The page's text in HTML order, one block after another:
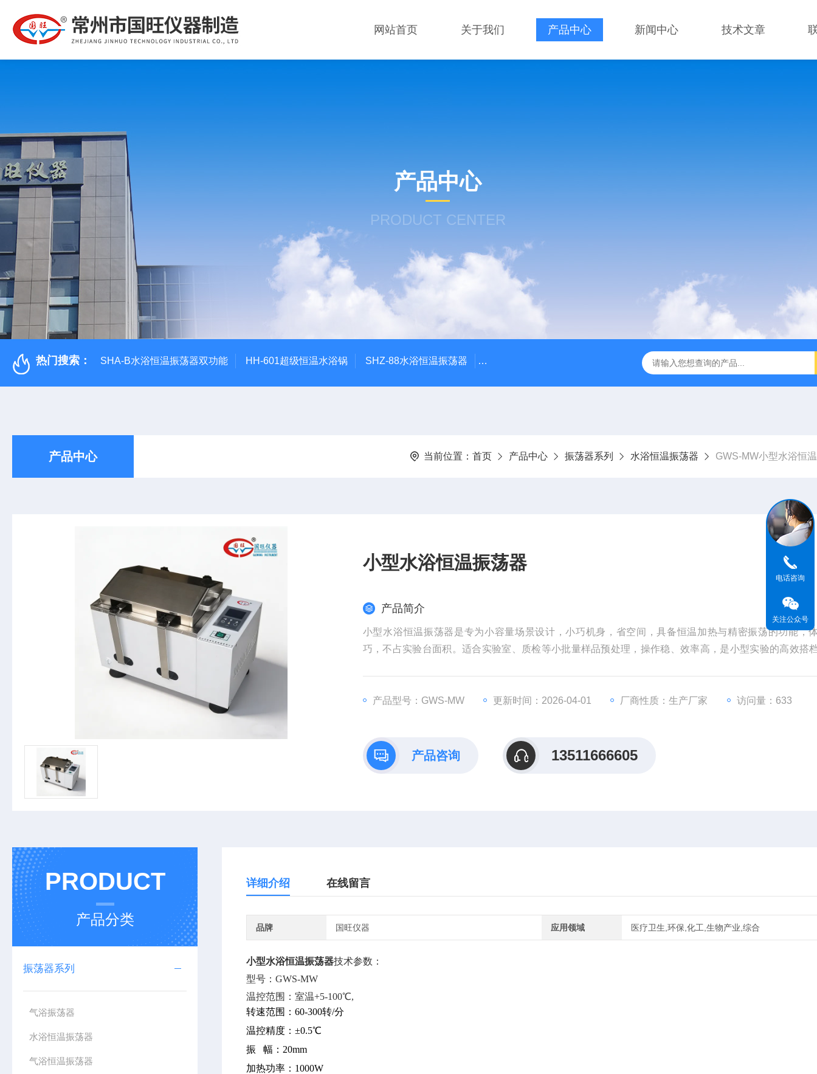
网站首页 关于我们 产品中心 新闻中心 技术文章
产品中心
PRODUCT CENTER
热门搜索： SHA-B水浴恒温振荡器双功能 HH-601超级恒温水浴锅 SHZ-88水浴恒温振荡器 HZQ-2水浴全温振荡器 THZ-82A气浴恒温振荡器价格
产品中心 当前位置： 首页 产品中心 振荡器系列 水浴恒温振荡器 GWS-MW小型水浴恒
小型水浴恒温振荡器
产品简介
小型水浴恒温振荡器是专为小容量场景设计，小巧机身，省空间，具备恒温加热与精密振荡的功能，
巧，不占实验台面积。适合实验室、质检等小批量样品预处理，操作稳、效率高，是小型实验的高效搭
产品型号：GWS-MW
更新时间：2026-04-01 厂商性质：生产厂家 访问量：633
产品咨询 13511666605
PRODUCT
产品分类
振荡器系列
气浴振荡器
水浴恒温振荡器
气浴恒温振荡器
详细介绍 在线留言
品牌 国旺仪器 应用领域 医疗卫生,环保,化工,生物产业,综合
小型水浴恒温振荡器技术参数：
型号：GWS-MW
温控范围：室温+5-100℃,
转速范围：60-300转/分
温控精度：±0.5℃
振
幅：20mm
加热功率：1000W
电话咨询
关注公众号